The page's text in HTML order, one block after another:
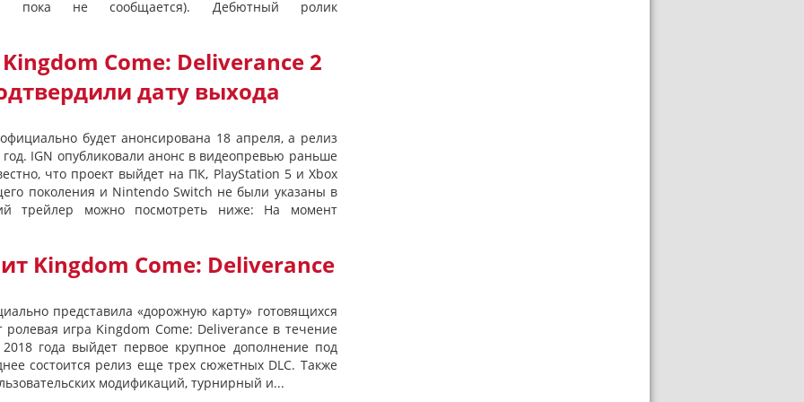
пока не сообщается). Дебютный ролик
Come: Deliverance 2
дату выхода
будет анонсирована 18 апреля, а релиз
IGN опубликовали анонс в видеопревью раньше
что проект выйдет на ПК, PlayStation 5 и Xbox
поколения и Nintendo Switch не были указаны в
трейлер можно посмотреть ниже: На момент
Kingdom Come: Deliverance
представила «дорожную карту» готовящихся
игра Kingdom Come: Deliverance в течение
года выйдет первое крупное дополнение под
состоится релиз еще трех сюжетных DLC. Также
модификаций, турнирный и...